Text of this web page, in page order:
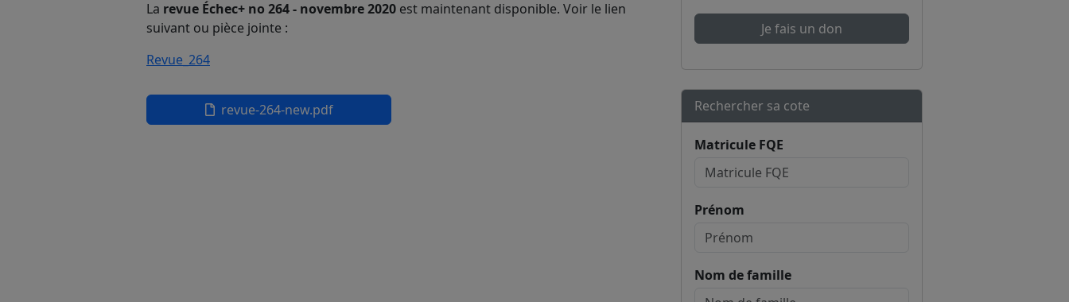
La revue Échec+ no 264 - novembre 2020 est maintenant disponible. Voir le lien
suivant ou pièce jointe :
Revue_264
revue-264-new.pdf
Je fais un don
Rechercher sa cote
Matricule FQE
Prénom
Nom de famille